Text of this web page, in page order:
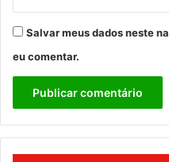
Salvar meus dados neste
eu comentar.